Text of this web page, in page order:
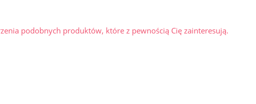
podobnych produktów, które z pewnością Cię zainteresują.